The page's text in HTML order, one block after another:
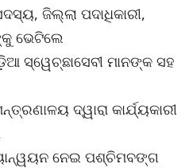
ଜିଲ୍ଲା ପଦାଧିକାରୀ,
ଭେଟିଲେ
ସ୍ୱେଚ୍ଛାସେବୀ ମାନଙ୍କ ସହ
ଦ୍ୱାରା କାର୍ଯ୍ୟକାରୀ
ନେଇ ପଶ୍ଚିମବଙ୍ଗ